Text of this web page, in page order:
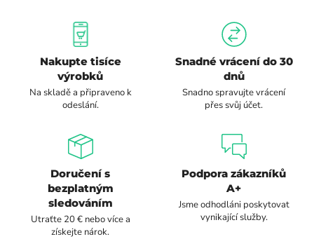
Nakupte tisíce
výrobků
Na skladě a připraveno k
odeslání.
Snadné vrácení do 30
dnů
Snadno spravujte vrácení
přes svůj účet.
Doručení s
bezplatným
sledováním
Utraťte 20 € nebo více a
získejte nárok.
Podpora zákazníků
A+
Jsme odhodláni poskytovat
vynikající služby.